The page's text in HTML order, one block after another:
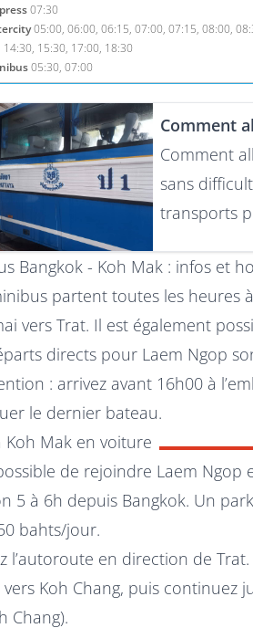
07:30
05:00, 06:00, 06:15, 07:00, 07:15, 08:00,
14:30, 15:30, 17:00, 18:30
05:30, 07:00
Comment
Comment
sans
transports
Bangkok - Koh Mak : infos et
partent toutes les heures
vers Trat. Il est également
directs pour Laem Ngop
: arrivez avant 16h00 à
le dernier bateau.
Koh Mak en voiture
de rejoindre Laem Ngop
5 à 6h depuis Bangkok. Un
bahts/jour.
l’autoroute en direction de
Koh Chang, puis continuez
Chang).